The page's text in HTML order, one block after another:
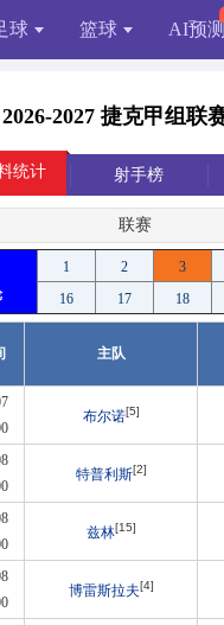
球 篮球 AI预
2026-2027 捷克甲组
统计 射手榜
联赛
1 2
3
16
17 18
主队
布尔诺[5]
特普利斯[2]
兹林[15]
博雷斯拉夫[4]